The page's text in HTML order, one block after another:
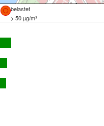
belastet
> 50 µg/m³